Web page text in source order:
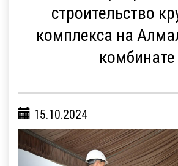
строительство
комплекса на
комбинате
15.10.2024